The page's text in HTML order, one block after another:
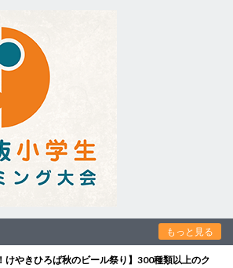
もっと見る
けやきひろば秋のビール祭り】300種類以上のク